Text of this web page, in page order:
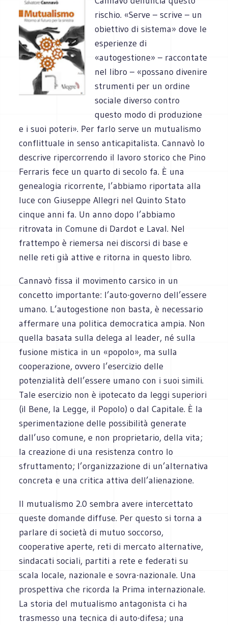
rischio. «Serve – scrive – un
obiettivo di sistema» dove le
esperienze di
«autogestione» – raccontate
nel libro – «possano divenire
strumenti per un ordine
sociale diverso contro
questo modo di produzione
e i suoi poteri». Per farlo serve un mutualismo
conflittuale in senso anticapitalista. Cannavò lo
descrive ripercorrendo il lavoro storico che Pino
Ferraris fece un quarto di secolo fa. È una
genealogia ricorrente, l’abbiamo riportata alla
luce con Giuseppe Allegri nel Quinto Stato
cinque anni fa. Un anno dopo l’abbiamo
ritrovata in Comune di Dardot e Laval. Nel
frattempo è riemersa nei discorsi di base e
nelle reti già attive e ritorna in questo libro.
Cannavò fissa il movimento carsico in un
concetto importante: l’auto-governo dell’essere
umano. L’autogestione non basta, è necessario
affermare una politica democratica ampia. Non
quella basata sulla delega al leader, né sulla
fusione mistica in un «popolo», ma sulla
cooperazione, ovvero l’esercizio delle
potenzialità dell’essere umano con i suoi simili.
Tale esercizio non è ipotecato da leggi superiori
(il Bene, la Legge, il Popolo) o dal Capitale. È la
sperimentazione delle possibilità generate
dall’uso comune, e non proprietario, della vita;
la creazione di una resistenza contro lo
sfruttamento; l’organizzazione di un’alternativa
concreta e una critica attiva dell’alienazione.
Il mutualismo 2.0 sembra avere intercettato
queste domande diffuse. Per questo si torna a
parlare di società di mutuo soccorso,
cooperative aperte, reti di mercato alternative,
sindacati sociali, partiti a rete e federati su
scala locale, nazionale e sovra-nazionale. Una
prospettiva che ricorda la Prima internazionale.
La storia del mutualismo antagonista ci ha
trasmesso una tecnica di auto-difesa; una